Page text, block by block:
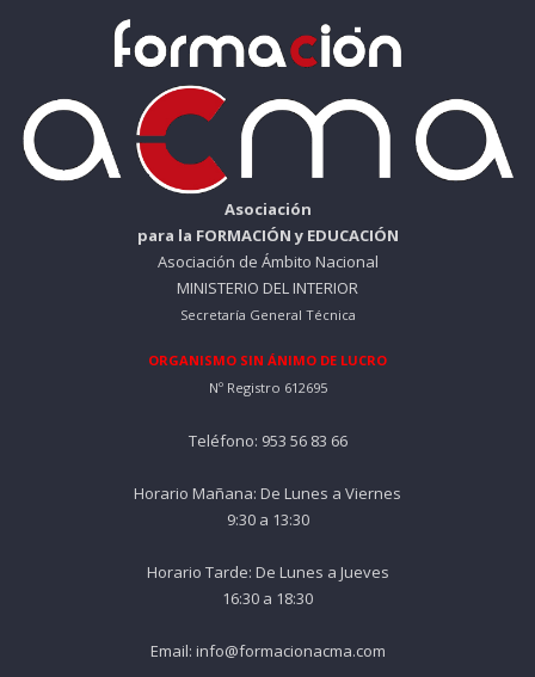
Asociación
para la FORMACIÓN y EDUCACIÓN
Asociación de Ámbito Nacional
MINISTERIO DEL INTERIOR
Secretaría General Técnica
ORGANISMO SIN ÁNIMO DE LUCRO
Nº Registro 612695
Teléfono: 953 56 83 66
Horario Mañana: De Lunes a Viernes
9:30 a 13:30
Horario Tarde: De Lunes a Jueves
16:30 a 18:30
Email: info@formacionacma.com